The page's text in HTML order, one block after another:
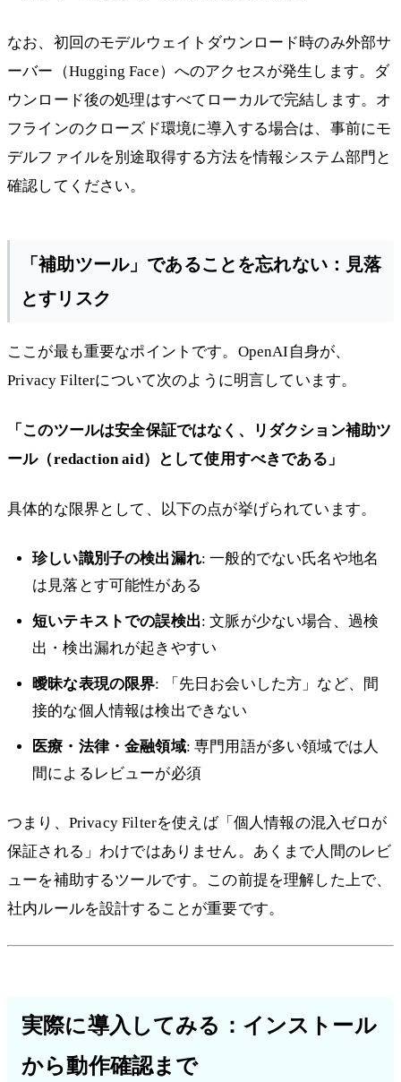
なお、初回のモデルウェイトダウンロード時のみ外部サ
ーバー（Hugging Face）へのアクセスが発生します。ダ
ウンロード後の処理はすべてローカルで完結します。オ
フラインのクローズド環境に導入する場合は、事前にモ
デルファイルを別途取得する方法を情報システム部門と
確認してください。
「補助ツール」であることを忘れない：見落
とすリスク
ここが最も重要なポイントです。OpenAI自身が、
Privacy Filterについて次のように明言しています。
「このツールは安全保証ではなく、リダクション補助ツ
ール（redaction aid）として使用すべきである」
具体的な限界として、以下の点が挙げられています。
珍しい識別子の検出漏れ: 一般的でない氏名や地名
は見落とす可能性がある
短いテキストでの誤検出: 文脈が少ない場合、過検
出・検出漏れが起きやすい
曖昧な表現の限界: 「先日お会いした方」など、間
接的な個人情報は検出できない
医療・法律・金融領域: 専門用語が多い領域では人
間によるレビューが必須
つまり、Privacy Filterを使えば「個人情報の混入ゼロが
保証される」わけではありません。あくまで人間のレビ
ューを補助するツールです。この前提を理解した上で、
社内ルールを設計することが重要です。
実際に導入してみる：インストール
から動作確認まで